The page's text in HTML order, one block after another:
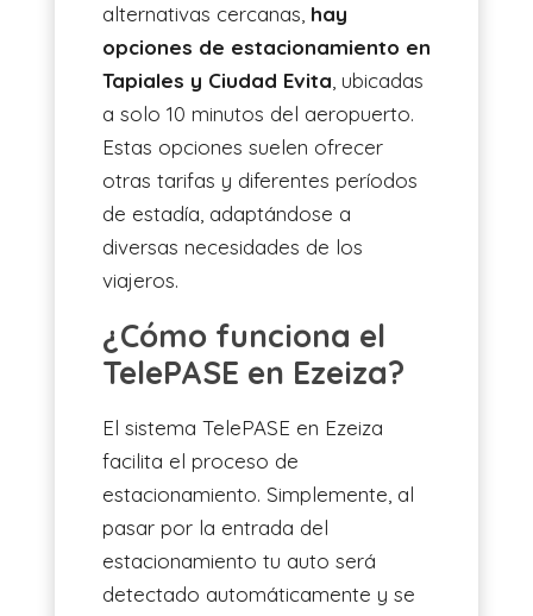
alternativas cercanas, hay
opciones de estacionamiento en
Tapiales y Ciudad Evita , ubicadas
a solo 10 minutos del aeropuerto.
Estas opciones suelen ofrecer
otras tarifas y diferentes períodos
de estadía, adaptándose a
diversas necesidades de los
viajeros.
¿Cómo funciona el
TelePASE en Ezeiza?
El sistema TelePASE en Ezeiza
facilita el proceso de
estacionamiento. Simplemente, al
pasar por la entrada del
estacionamiento tu auto será
detectado automáticamente y se